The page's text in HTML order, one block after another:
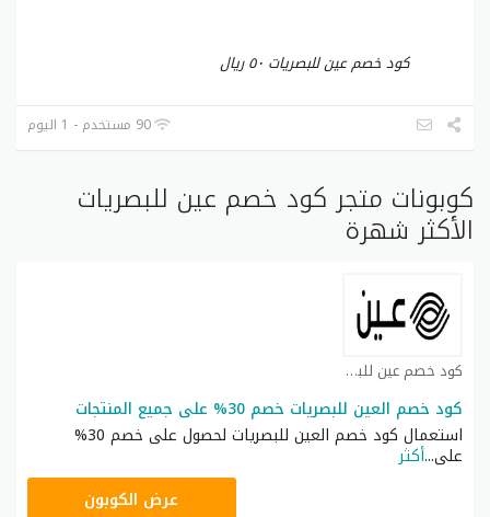
كود خصم عين للبصريات ٥٠ ريال
90 مستخدم - 1 اليوم
كوبونات متجر كود خصم عين للبصريات
الأكثر شهرة
كود خصم عين للبصريات كوبون
كود خصم العين للبصريات خصم 30% على جميع المنتجات
استعمال كود خصم العين للبصريات لحصول على خصم 30%
على...أكثر
عرض الكوبون